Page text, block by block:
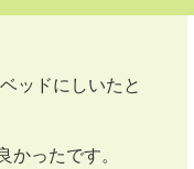
ッドにしいたと
かったです。